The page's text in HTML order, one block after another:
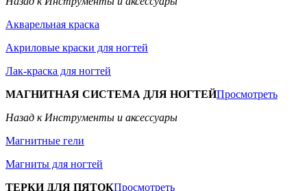
Акварельная краска
Акриловые краски для ногтей
Лак-краска для ногтей
МАГНИТНАЯ СИСТЕМА ДЛЯ НОГТЕЙПросмотреть
Назад к Инструменты и аксессуары
Магнитные гели
Магниты для ногтей
ТЕРКИ ДЛЯ ПЯТОКПросмотреть